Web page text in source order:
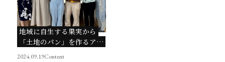
地域に自生する果実から
「土地のパン」を作るアー
2024.09.19Content